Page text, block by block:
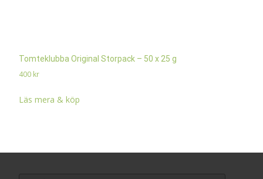
Tomteklubba Original Storpack – 50 x 25 g
400 kr
Läs mera & köp